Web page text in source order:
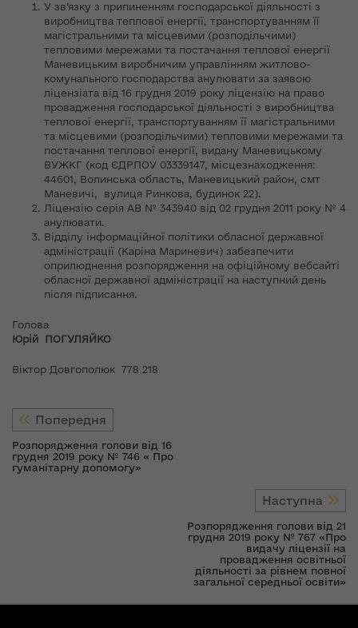
У зв’язку з припиненням господарської діяльності з
виробництва теплової енергії, транспортуванням її
магістральними та місцевими (розподільчими)
тепловими мережами та постачання теплової енергії
Маневицьким виробничим управлінням житлово-
комунального господарства анулювати за заявою
ліцензіата від 16 грудня 2019 року ліцензію на право
провадження господарської діяльності з виробництва
теплової енергії, транспортуванням її магістральними
та місцевими (розподільчими) тепловими мережами та
постачання теплової енергії, видану Маневицькому
ВУЖКГ (код ЄДРПОУ 03339147, місцезнаходження:
44601, Волинська область, Маневицький район, смт
Маневичі, вулиця Ринкова, будинок 22).
Ліцензію серія АВ № 343940 від 02 грудня 2011 року № 4
анулювати.
Відділу інформаційної політики обласної державної
адміністрації (Каріна Мариневич) забезпечити
оприлюднення розпорядження на офіційному вебсайті
обласної державної адміністрації на наступний день
після підписання.
Голова
Юрій ПОГУЛЯЙКО
Віктор Довгополюк 778 218
Попередня
Розпорядження голови від 16
грудня 2019 року № 746 « Про
гуманітарну допомогу»
Наступна
Розпорядження голови від 21
грудня 2019 року № 767 «Про
видачу ліцензії на
провадження освітньої
діяльності за рівнем повної
загальної середньої освіти»